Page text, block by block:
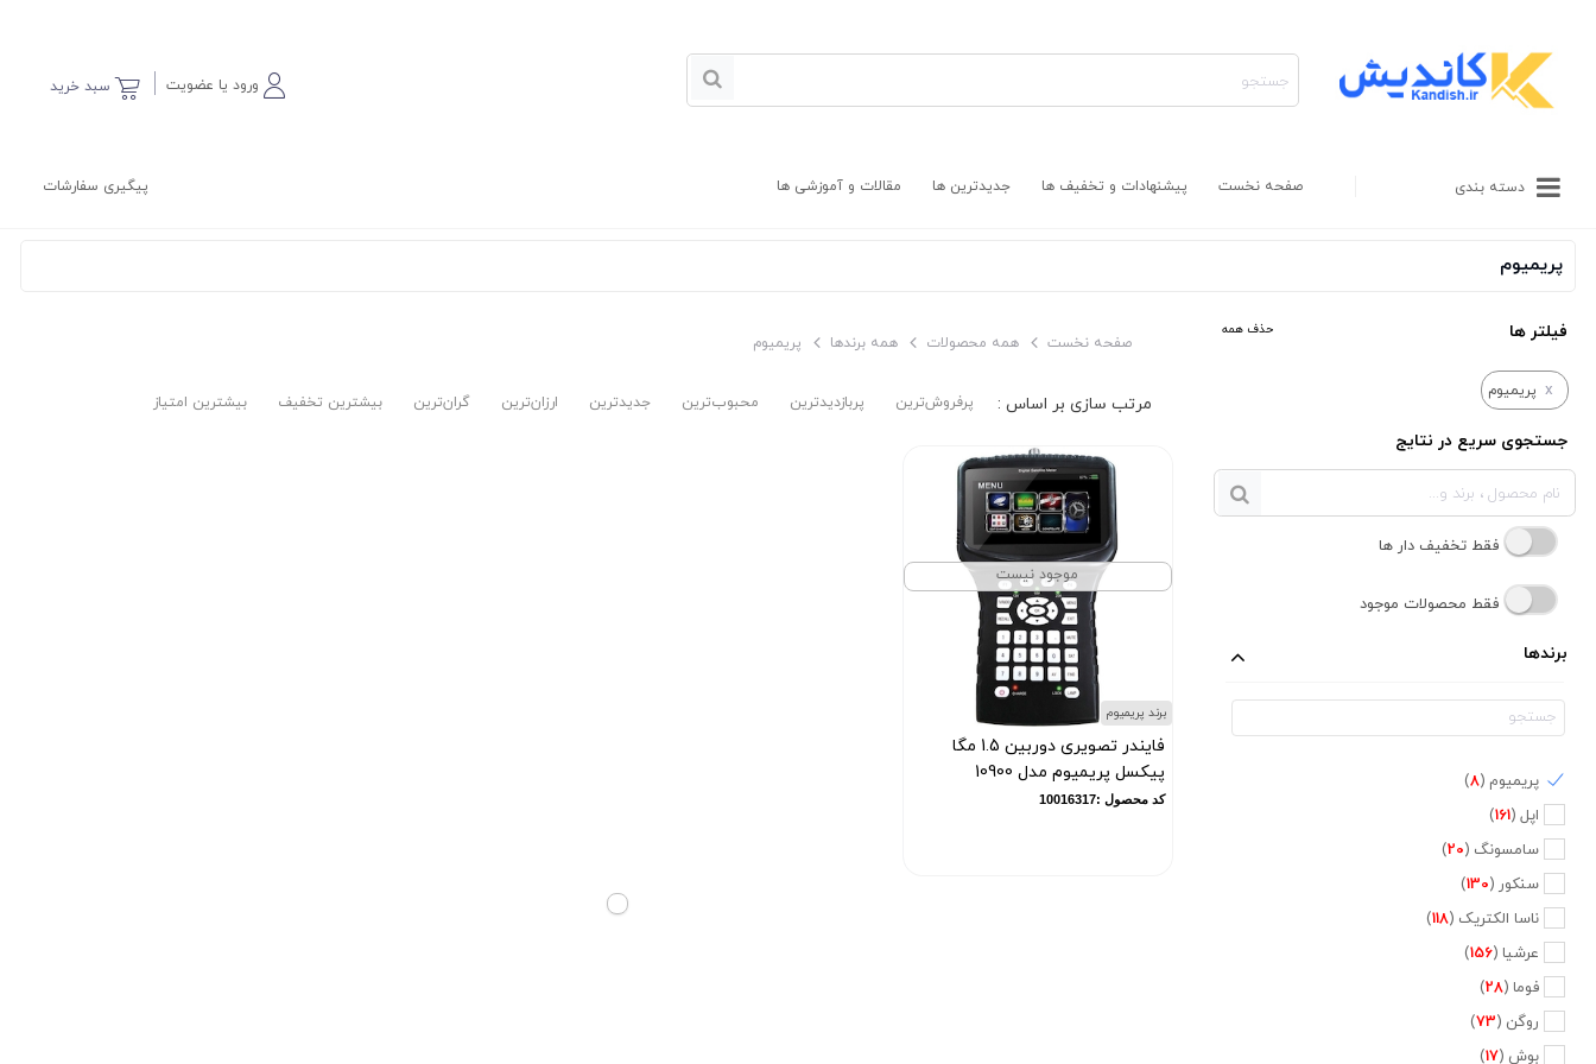
سبد خرید ورود یا عضویت
دسته بندی صفحه نخست پیشنهادات و تخفیف ها جدیدترین ها مقالات و آموزشی ها پیگیری سفارشات
پریمیوم
فیلتر ها حذف همه
x پریمیوم
جستجوی سریع در نتایج
برندها
پریمیوم (8
)
اپل (161
)
سامسونگ (20
)
سنکور (130
)
ناسا الکتریک (118
)
عرشیا (156
)
فوما (28
)
روگن (73
)
بوش (17
)
صفحه نخست همه محصولات همه برندها پریمیوم
پرفروش‌ترین‌ پربازدیدترین محبوب‌ترین جدیدترین ارزان‌ترین گران‌ترین بیشترین تخفیف بیشترین امتیاز
موجود نیست
برند پریمیوم
فایندر تصویری دوربین 1.5 مگا
پیکسل پریمیوم مدل 10900
کد محصول :10016317